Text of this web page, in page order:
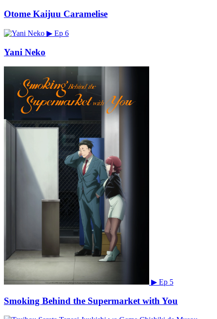
Otome Kaijuu Caramelise
▶ Ep 6
Yani Neko
▶ Ep 5
Smoking Behind the Supermarket with You